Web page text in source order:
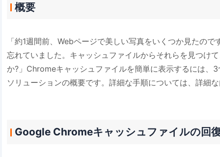
概要
「約1週間前、Webページで美しい写真をいくつか見たの
忘れていました。キャッシュファイルからそれらを見つけ
か?」Chromeキャッシュファイルを簡単に表示するには、
ソリューションの概要です。詳細な手順については、詳細
Google Chromeキャッシュファイルの回